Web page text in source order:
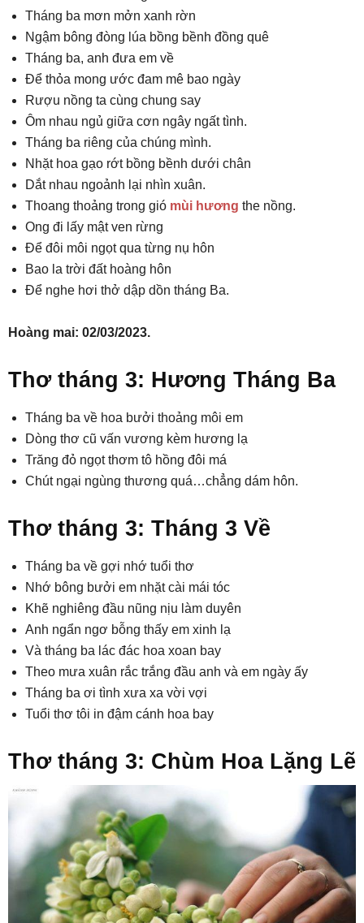
Tháng ba mơn mởn xanh rờn
Ngậm bông đòng lúa bồng bềnh đồng quê
Tháng ba, anh đưa em về
Để thỏa mong ước đam mê bao ngày
Rượu nồng ta cùng chung say
Ôm nhau ngủ giữa cơn ngây ngất tình.
Tháng ba riêng của chúng mình.
Nhặt hoa gạo rớt bồng bềnh dưới chân
Dắt nhau ngoảnh lại nhìn xuân.
Thoang thoảng trong gió mùi hương the nồng.
Ong đi lấy mật ven rừng
Để đôi môi ngọt qua từng nụ hôn
Bao la trời đất hoàng hôn
Để nghe hơi thở dập dồn tháng Ba.
Hoàng mai: 02/03/2023.
Thơ tháng 3: Hương Tháng Ba
Tháng ba về hoa bưởi thoảng môi em
Dòng thơ cũ vấn vương kèm hương lạ
Trăng đỏ ngọt thơm tô hồng đôi má
Chút ngại ngùng thương quá…chẳng dám hôn.
Thơ tháng 3: Tháng 3 Về
Tháng ba về gợi nhớ tuổi thơ
Nhớ bông bưởi em nhặt cài mái tóc
Khẽ nghiêng đầu nũng nịu làm duyên
Anh ngẩn ngơ bỗng thấy em xinh lạ
Và tháng ba lác đác hoa xoan bay
Theo mưa xuân rắc trắng đầu anh và em ngày ấy
Tháng ba ơi tình xưa xa vời vợi
Tuổi thơ tôi in đậm cánh hoa bay
Thơ tháng 3: Chùm Hoa Lặng Lẽ